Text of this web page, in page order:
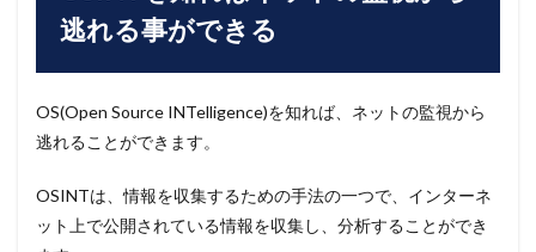
逃れる事ができる
OS(Open Source INTelligence)を知れば、ネットの監視から
逃れることができます。
OSINTは、情報を収集するための手法の一つで、インターネ
ット上で公開されている情報を収集し、分析することができ